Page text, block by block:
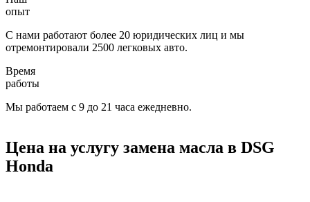
опыт
С нами работают более 20 юридических лиц и мы
отремонтировали 2500 легковых авто.
Время
работы
Мы работаем с 9 до 21 часа ежедневно.
Цена на услугу замена масла в DSG
Honda